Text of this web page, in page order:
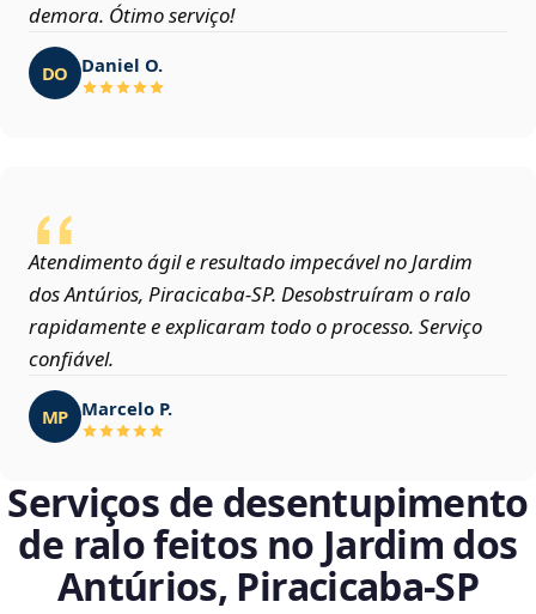
demora. Ótimo serviço!
DO Daniel O.
Atendimento ágil e resultado impecável no Jardim
dos Antúrios, Piracicaba‑SP. Desobstruíram o ralo
rapidamente e explicaram todo o processo. Serviço
confiável.
MP Marcelo P.
Serviços de desentupimento
de ralo feitos no Jardim dos
Antúrios, Piracicaba‑SP